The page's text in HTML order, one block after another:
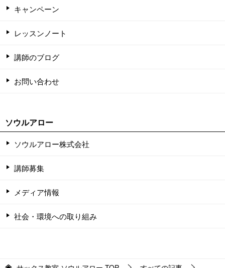
キャンペーン
レッスンノート
講師のブログ
お問い合わせ
ソウルアロー
ソウルアロー株式会社
講師募集
メディア情報
社会・環境への取り組み